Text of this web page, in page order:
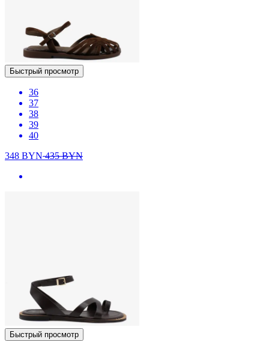
Быстрый просмотр
36
37
38
39
40
348 BYN435BYN
Быстрый просмотр